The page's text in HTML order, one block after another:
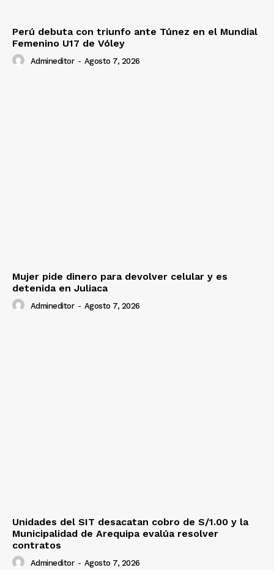
Perú debuta con triunfo ante Túnez en el Mundial
Femenino U17 de Vóley
Admineditor - Agosto 7, 2026
Mujer pide dinero para devolver celular y es
detenida en Juliaca
Admineditor - Agosto 7, 2026
Unidades del SIT desacatan cobro de S/1.00 y la
Municipalidad de Arequipa evalúa resolver
contratos
Admineditor - Agosto 7, 2026